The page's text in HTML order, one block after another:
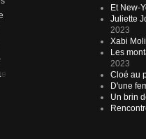
Cloé au
D'une
Un brin